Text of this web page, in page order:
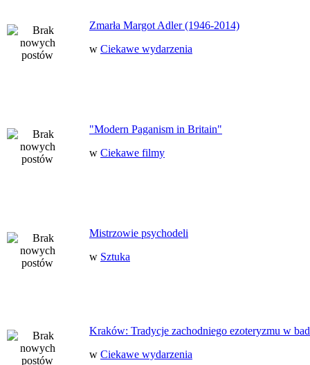
Zmarła Margot Adler (1946-2014)
w Ciekawe wydarzenia
"Modern Paganism in Britain"
w Ciekawe filmy
Mistrzowie psychodeli
w Sztuka
Kraków: Tradycje zachodniego ezoteryzmu w
w Ciekawe wydarzenia